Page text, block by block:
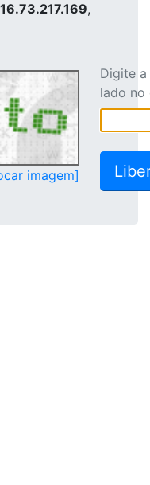
,
imagem]
Digite
lado no